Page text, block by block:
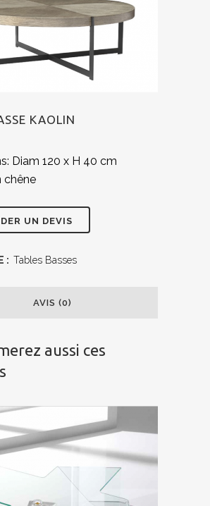
KAOLIN
Diam 120 x H 40 cm
chêne
: Tables Basses
AVIS (0)
aussi ces